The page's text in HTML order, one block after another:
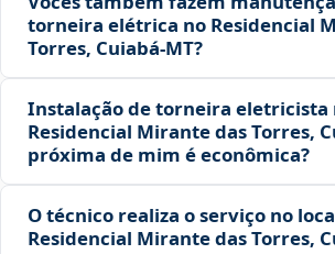
torneira elétrica no Residencial
Torres, Cuiabá‑MT?
Instalação de torneira eletricista
Residencial Mirante das Torres,
próxima de mim é econômica?
O técnico realiza o serviço no
Residencial Mirante das Torres,